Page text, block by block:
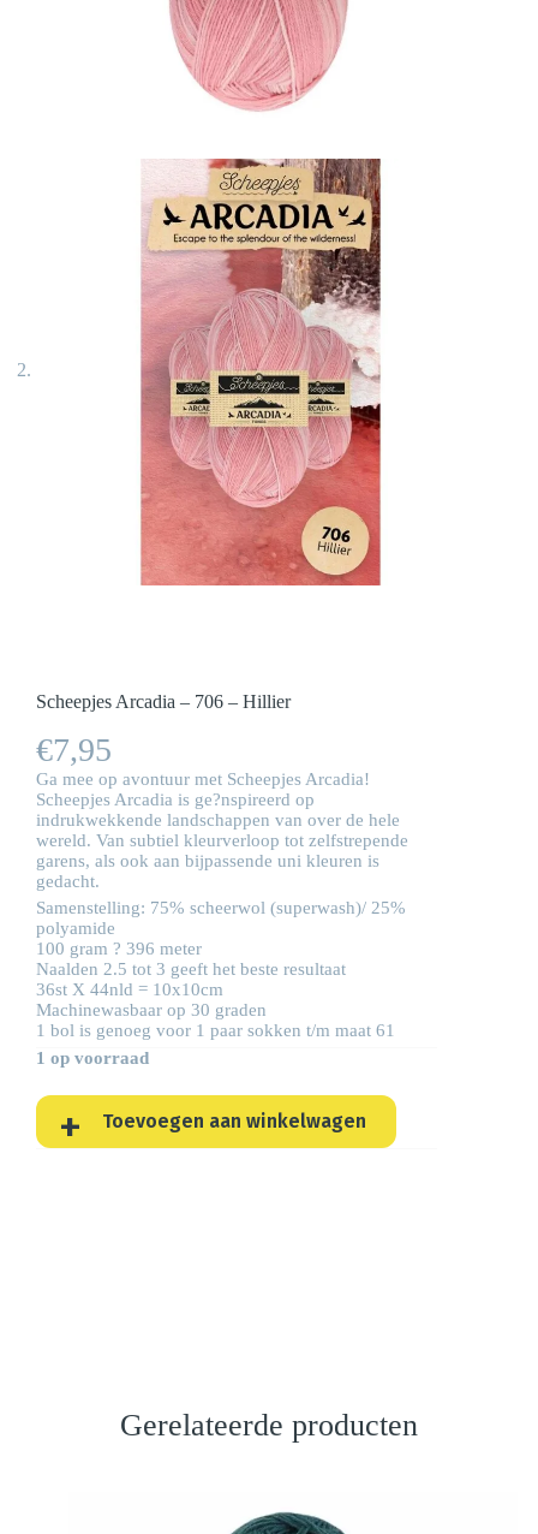
Scheepjes Arcadia – 706 – Hillier
€7,95
Ga mee op avontuur met Scheepjes Arcadia!
Scheepjes Arcadia is ge?nspireerd op
indrukwekkende landschappen van over de hele
wereld. Van subtiel kleurverloop tot zelfstrepende
garens, als ook aan bijpassende uni kleuren is
gedacht.
Samenstelling: 75% scheerwol (superwash)/ 25%
polyamide
100 gram ? 396 meter
Naalden 2.5 tot 3 geeft het beste resultaat
36st X 44nld = 10x10cm
Machinewasbaar op 30 graden
1 bol is genoeg voor 1 paar sokken t/m maat 61
1 op voorraad
Toevoegen aan winkelwagen
Gerelateerde producten